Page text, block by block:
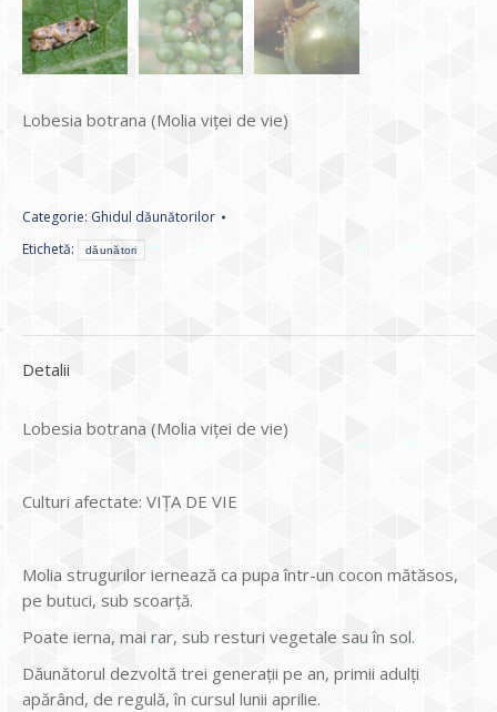
Lobesia botrana (Molia viţei de vie)
Categorie: Ghidul dăunătorilor
Etichetă:
dăunători
Detalii
Lobesia botrana (Molia viţei de vie)
Culturi afectate: VIȚA DE VIE
Molia strugurilor iernează ca pupa într-un cocon mătăsos,
pe butuci, sub scoarţă.
Poate ierna, mai rar, sub resturi vegetale sau în sol.
Dăunătorul dezvoltă trei generaţii pe an, primii adulţi
apărând, de regulă, în cursul lunii aprilie.